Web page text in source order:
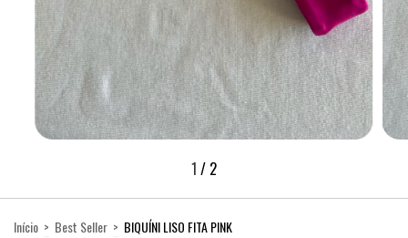
1 / 2
Início > Best Seller > BIQUÍNI LISO FITA PINK